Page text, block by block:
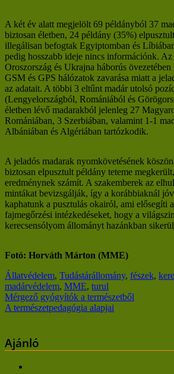
A két év alatt megjelölt 69 példányból 37
biztosan életben, 24 példány (35%)
illegálisan befogtak Egyiptomban és
pedig hosszabb ideje nincs információnk.
Oroszország és Ukrajna háborús
GSM és GPS hálózatok zavarása miatt a
az adatait. A többi 3 eltűnt madár utolsó
(Lengyelországból, Romániából és
életben lévő madarakból jelenleg 27
Romániában, 3 Szerbiában, valamint 1-1
Albániában és Algériában tartózkodik.
A jeladós madarak nyomkövetésének
biztosan elpusztult példány teteme
eredménynek számít. A szakemberek az
mintákat bevizsgálják, így a korábbiaknál
kaphatunk a pusztulás okairól, ami elősegíti
fajmegőrzési intézkedéseket, hogy a
kerecsensólyom állományt hazánkban
Fotó: Horváth Márton (MME)
Állatvédelem, Tudástárállomány, fészek,
madárvédelem, MME, turul
Bejegyzés
Mérgező gyógyítók a természetből
A természetpedagógia alapjai
Ajánló